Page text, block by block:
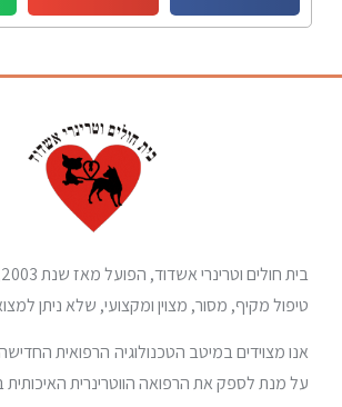
טיפול מקיף, מסור, מצוין ומקצועי, שלא ניתן
אנו מצוידים במיטב הטכנולוגיה הרפואית
על מנת לספק את הרפואה הווטרינרית האיכותית